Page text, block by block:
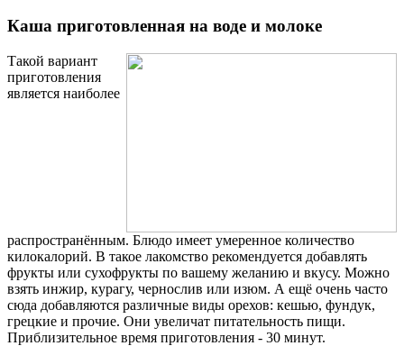
Каша приготовленная на воде и молоке
Такой вариант
приготовления
является наиболее
распространённым. Блюдо имеет умеренное количество
килокалорий. В такое лакомство рекомендуется добавлять
фрукты или сухофрукты по вашему желанию и вкусу. Можно
взять инжир, курагу, чернослив или изюм. А ещё очень часто
сюда добавляются различные виды орехов: кешью, фундук,
грецкие и прочие. Они увеличат питательность пищи.
Приблизительное время приготовления - 30 минут.